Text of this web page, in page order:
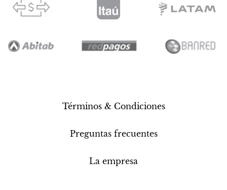
Términos & Condiciones
Preguntas frecuentes
La empresa